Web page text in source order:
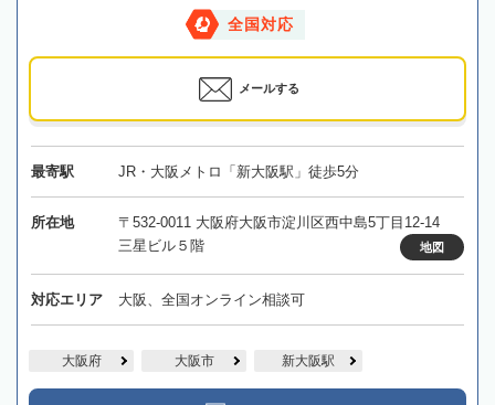
全国対応
メールする
最寄駅 JR・大阪メトロ「新大阪駅」徒歩5分
所在地
〒532-0011 大阪府大阪市淀川区西中島5丁目12-14
三星ビル５階
地図
対応エリア 大阪、全国オンライン相談可
大阪府 大阪市 新大阪駅